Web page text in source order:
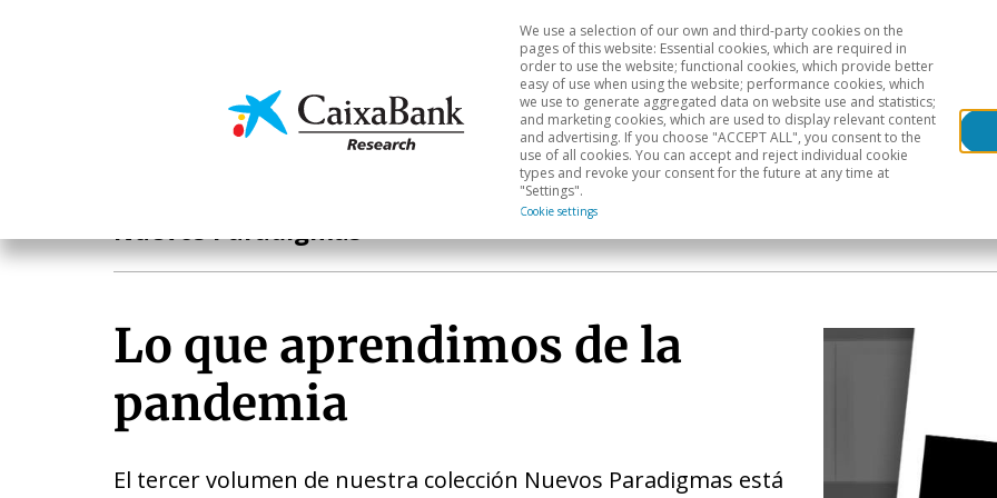
Economics & Markets Sectoral analysis Geographical areas
We use a selection of our own and third-party cookies on the
pages of this website: Essential cookies, which are required in
order to use the website; functional cookies, which provide better
easy of use when using the website; performance cookies, which
we use to generate aggregated data on website use and statistics;
and marketing cookies, which are used to display relevant content
and advertising. If you choose "ACCEPT ALL", you consent to the
use of all cookies. You can accept and reject individual cookie
types and revoke your consent for the future at any time at
"Settings".
Cookie settings
Nuevos Paradigmas
Lo que aprendimos de la
pandemia
El tercer volumen de nuestra colección Nuevos Paradigmas está